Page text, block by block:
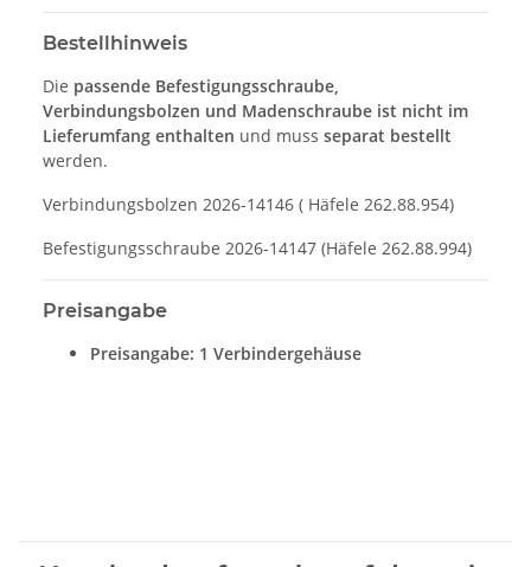
Bestellhinweis
Die passende Befestigungsschraube,
Verbindungsbolzen und Madenschraube ist nicht im
Lieferumfang enthalten und muss separat bestellt
werden.
Verbindungsbolzen 2026-14146 ( Häfele 262.88.954)
Befestigungsschraube 2026-14147 (Häfele 262.88.994)
Preisangabe
Preisangabe: 1 Verbindergehäuse